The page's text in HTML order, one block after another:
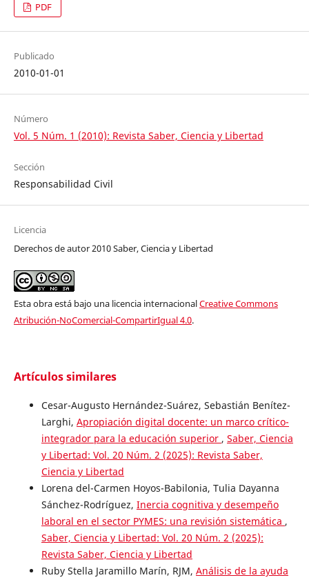
PDF
Publicado
2010-01-01
Número
Vol. 5 Núm. 1 (2010): Revista Saber, Ciencia y Libertad
Sección
Responsabilidad Civil
Licencia
Derechos de autor 2010 Saber, Ciencia y Libertad
Esta obra está bajo una licencia internacionalCreative Commons
Atribución-NoComercial-CompartirIgual 4.0.
Artículos similares
Cesar-Augusto Hernández-Suárez, Sebastián Benítez-
Larghi, Apropiación digital docente: un marco crítico-
integrador para la educación superior , Saber, Ciencia
y Libertad: Vol. 20 Núm. 2 (2025): Revista Saber,
Ciencia y Libertad
Lorena del-Carmen Hoyos-Babilonia, Tulia Dayanna
Sánchez-Rodríguez, Inercia cognitiva y desempeño
laboral en el sector PYMES: una revisión sistemática ,
Saber, Ciencia y Libertad: Vol. 20 Núm. 2 (2025):
Revista Saber, Ciencia y Libertad
Ruby Stella Jaramillo Marín, RJM, Análisis de la ayuda